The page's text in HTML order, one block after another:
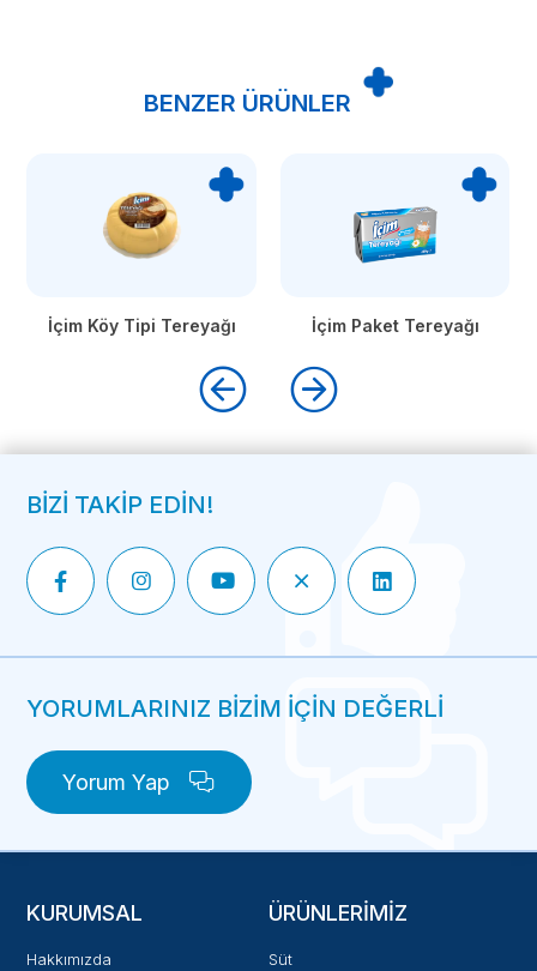
BENZER ÜRÜNLER
İçim Köy Tipi Tereyağı İçim Paket Tereyağı
BİZİ TAKİP EDİN!
YORUMLARINIZ BİZİM İÇİN DEĞERLİ
Yorum Yap
KURUMSAL
Hakkımızda
ÜRÜNLERIMIZ
Süt